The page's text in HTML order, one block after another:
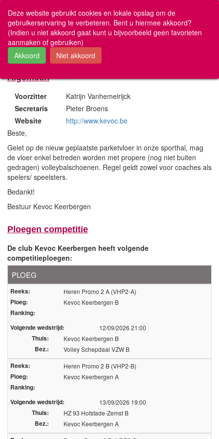
Deze website gebruikt cookies en lokale opslag om de
gebruikerservaring te verbeteren. Bent u hiermee akkoord?
(Indien u niet akkoord gaat kunt u bijvoorbeeld geen favorieten
aanmaken of gebruiken)
Mijn Favorieten
Nationaal & Vlaanderen
Oost-Vlaanderen
West-Vlaanderen
Brugs Recreatief
VOBOG
Seizoenen
Seizoen 2026/2027
Seizoen 2025/2026
Seizoen 2022/2023
Seizoen 2021/2022
www.volleyscores.be
Club VB-1830 Kevoc Keerbergen
Algemeen
Voorzitter
Katrijn Vanhemelrijck
Secretaris
Pieter Broens
Website
http://www.kevoc.be
Beste,
Gelet op de nieuw geplaatste parketvloer in onze sporthal, mag
de vloer enkel betreden worden met propere (nog niet buiten
gedragen) volleybalschoenen. Regel geldt zowel voor coaches als
spelers/ speelsters.
Bedankt!
Bestuur Kevoc Keerbergen
Ploegen competitie
De club Kevoc Keerbergen heeft volgende
competitieploegen:
PLOEG
Reeks: Heren Promo 2 A (VHP2-A)
Ploeg: Kevoc Keerbergen B
Ranking:
Volgende wedstrijd:
12/09/2026 21:00
Thuis: Kevoc Keerbergen B
Bez.: Volley Schepdaal VZW B
Reeks: Heren Promo 2 B (VHP2-B)
Ploeg: Kevoc Keerbergen A
Ranking:
Volgende wedstrijd:
13/09/2026 19:00
Thuis: HZ 93 Hofstade-Zemst B
Bez.: Kevoc Keerbergen A